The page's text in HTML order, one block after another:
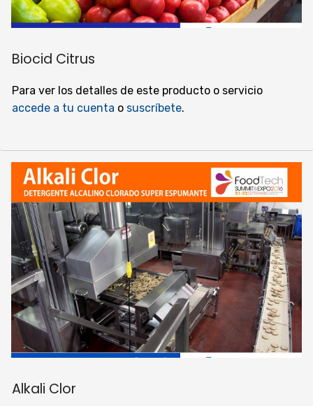
Biocid Citrus
Para ver los detalles de este producto o servicio
accede a tu cuenta o suscríbete.
Alkali Clor